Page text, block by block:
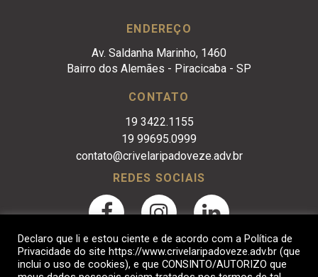
ENDEREÇO
Av. Saldanha Marinho, 1460
Bairro dos Alemães - Piracicaba - SP
CONTATO
19 3422.1155
19 99695.0999
contato@crivelaripadoveze.adv.br
REDES SOCIAIS
Declaro que li e estou ciente e de acordo com a Política de
Privacidade do site https://www.crivelaripadoveze.adv.br (que
inclui o uso de cookies), e que CONSINTO/AUTORIZO que